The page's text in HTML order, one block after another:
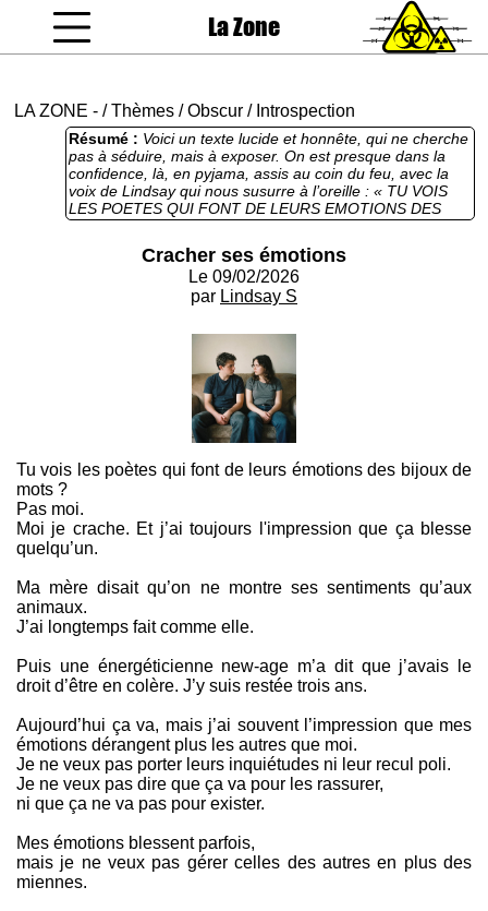
La Zone
LA ZONE - /Thèmes /Obscur / Introspection
Résumé : Voici un texte lucide et honnête, qui ne cherche
pas à séduire, mais à exposer. On est presque dans la
confidence, là, en pyjama, assis au coin du feu, avec la
voix de Lindsay qui nous susurre à l’oreille : « TU VOIS
LES POETES QUI FONT DE LEURS EMOTIONS DES
BIJOUX DE MOTS ? PAS MOI. MOI JE CRACHE ». Tiens,
BIM, dans ta gueule. Les phrases claquent parce qu’elles
sont assumées, sèches et râpeuse. Une touffe de poils,
là, je m’étouffe. L’écriture est fluide, maîtrisée, et sait
s’arrêter avant la saturation. En revanche, le texte énonce
billet d’humeur classique qui invite au débat en
Cracher ses émotions
Le 09/02/2026
par Lindsay S
Tu vois les poètes qui font de leurs émotions des bijoux de
mots ?
Pas moi.
Moi je crache. Et j’ai toujours l'impression que ça blesse
quelqu’un.
Ma mère disait qu’on ne montre ses sentiments qu’aux
animaux.
J’ai longtemps fait comme elle.
Puis une énergéticienne new-age m’a dit que j’avais le
droit d’être en colère. J’y suis restée trois ans.
Aujourd’hui ça va, mais j’ai souvent l’impression que mes
émotions dérangent plus les autres que moi.
Je ne veux pas porter leurs inquiétudes ni leur recul poli.
Je ne veux pas dire que ça va pour les rassurer,
ni que ça ne va pas pour exister.
Mes émotions blessent parfois,
mais je ne veux pas gérer celles des autres en plus des
miennes.